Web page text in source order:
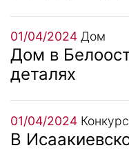
01/04/2024 Дом
Дом в
деталях
01/04/2024
В